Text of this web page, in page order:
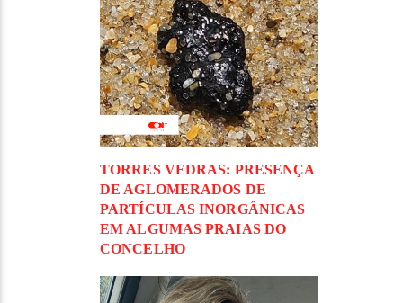
TORRES VEDRAS: PRESENÇA
DE AGLOMERADOS DE
PARTÍCULAS INORGÂNICAS
EM ALGUMAS PRAIAS DO
CONCELHO